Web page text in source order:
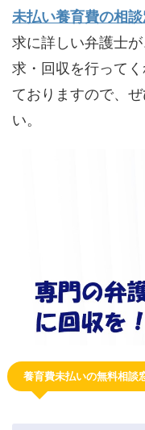
未払い養育費の相談
求に詳しい弁護士
求・回収を行って
ておりますので、
い。
養育費未払いの無料相談